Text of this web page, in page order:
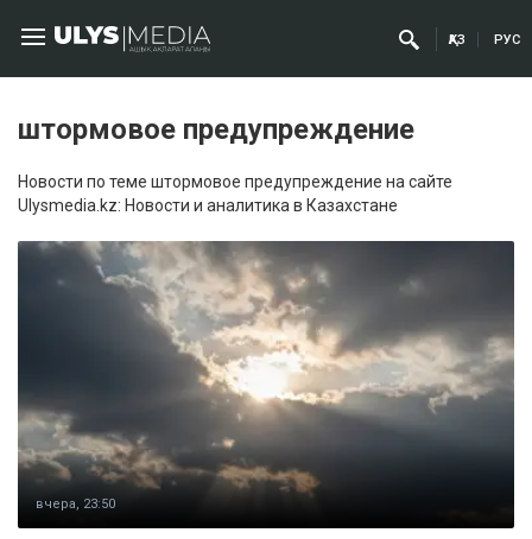
ҚАЗ РУС
штормовое предупреждение
Новости по теме штормовое предупреждение на сайте
Ulysmedia.kz: Новости и аналитика в Казахстане
вчера, 23:50